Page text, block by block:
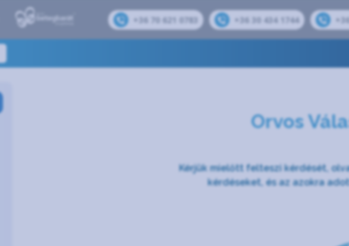
+36 70 621 0783 +36 30 434 1744
Orvos
Kérjük mielőtt felteszi kérdését,
kérdéseket, és az azokra